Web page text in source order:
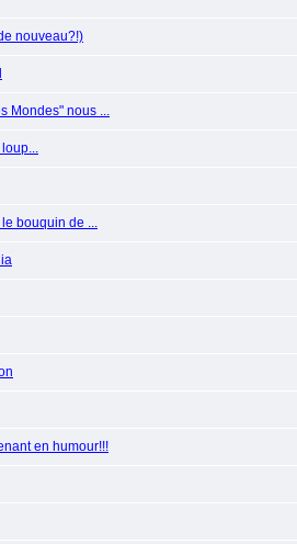
nouveau?!)
Mondes" nous ...
le bouquin de ...
en humour!!!